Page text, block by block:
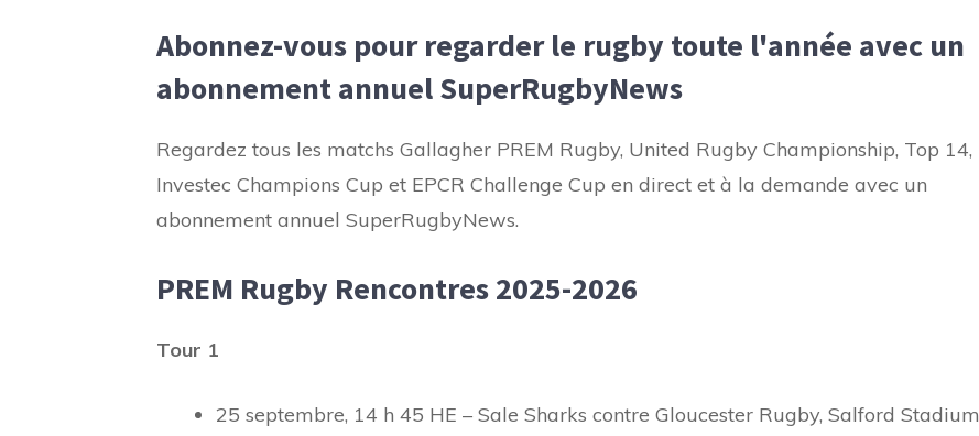
Abonnez-vous pour regarder le rugby toute l'année avec un
abonnement annuel SuperRugbyNews
Regardez tous les matchs Gallagher PREM Rugby, United Rugby Championship, Top 14,
Investec Champions Cup et EPCR Challenge Cup en direct et à la demande avec un
abonnement annuel SuperRugbyNews.
PREM Rugby Rencontres 2025-2026
Tour 1
25 septembre, 14 h 45 HE – Sale Sharks contre Gloucester Rugby, Salford Stadium